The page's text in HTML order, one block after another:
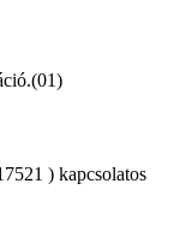
) kapcsolatos